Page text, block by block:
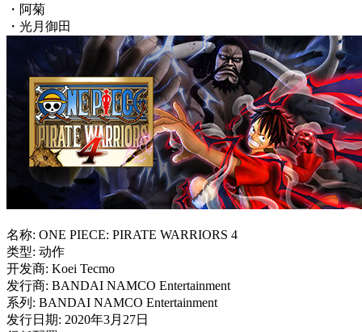
・阿菊
・光月御田
名称: ONE PIECE: PIRATE WARRIORS 4
类型: 动作
开发商: Koei Tecmo
发行商: BANDAI NAMCO Entertainment
系列: BANDAI NAMCO Entertainment
发行日期: 2020年3月27日